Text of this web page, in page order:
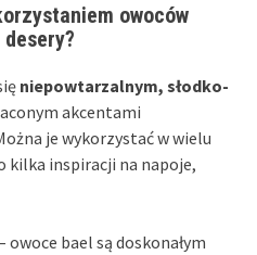
owoców
niepowtarzalnym, słodko-
akcentami
je wykorzystać w wielu
kilka inspiracji na napoje,
owoce bael są doskonałym